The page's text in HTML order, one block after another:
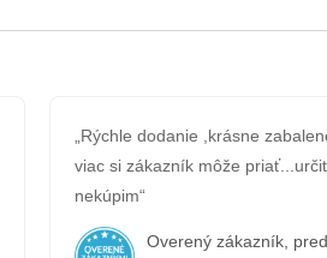
„Rýchle dodanie ,krásne
viac si zákazník môže
nekúpim“
Overený zákazník,